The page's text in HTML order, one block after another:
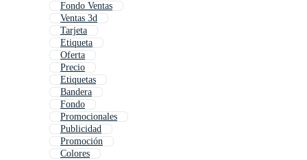
Fondo Ventas
Ventas 3d
Tarjeta
Etiqueta
Oferta
Precio
Etiquetas
Bandera
Fondo
Promocionales
Publicidad
Promoción
Colores